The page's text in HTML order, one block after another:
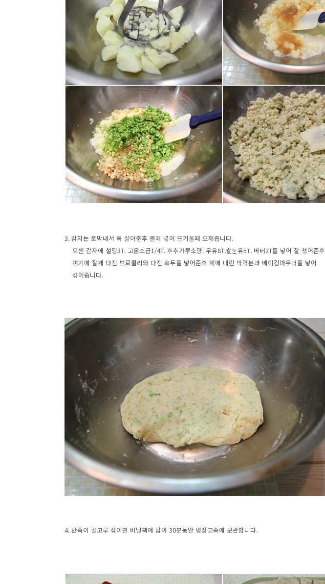
3. 감자는 토막내서 푹 삶아준후 볼에 넣어 뜨거울때 으깨줍니다.
으깬 감자에 설탕3T. 고운소금1/4T. 후추가루소량. 우유8T.쌀눈유5T. 버터2T를 넣어 잘 섞어준후
여기에 잘게 다진 브로콜리와 다진 호두를 넣어준후 체에 내린 박력분과 베이킹파우더를 넣어
섞어줍니다.
4. 반죽이 골고루 섞이면 비닐팩에 담아 30분동안 냉장고속에 보관합니다.